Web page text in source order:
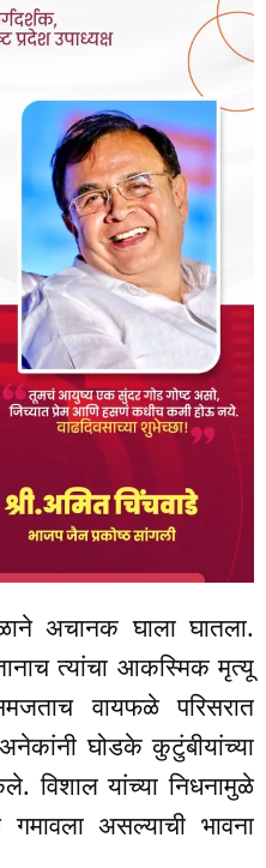
अचानक घाला घातला.
त्यांचा आकस्मिक मृत्यू
वायफळे परिसरात
घोडके कुटुंबीयांच्या
विशाल यांच्या निधनामुळे
असल्याची भावना